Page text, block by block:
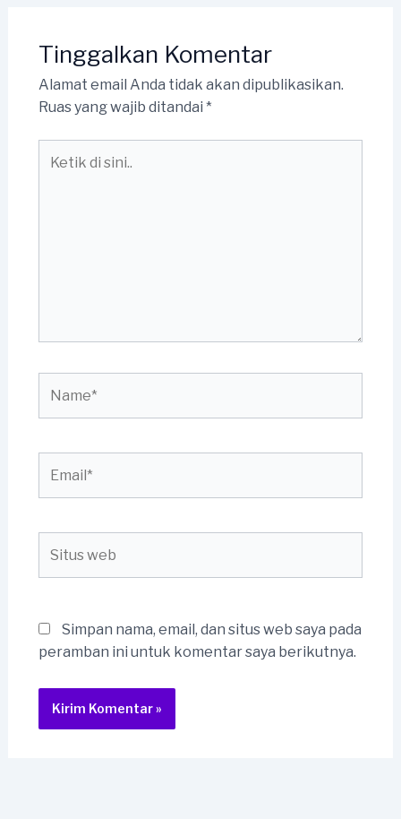
Tinggalkan Komentar
Alamat email Anda tidak akan dipublikasikan.
Ruas yang wajib ditandai *
web
Simpan nama, email, dan situs web saya pada
peramban ini untuk komentar saya berikutnya.